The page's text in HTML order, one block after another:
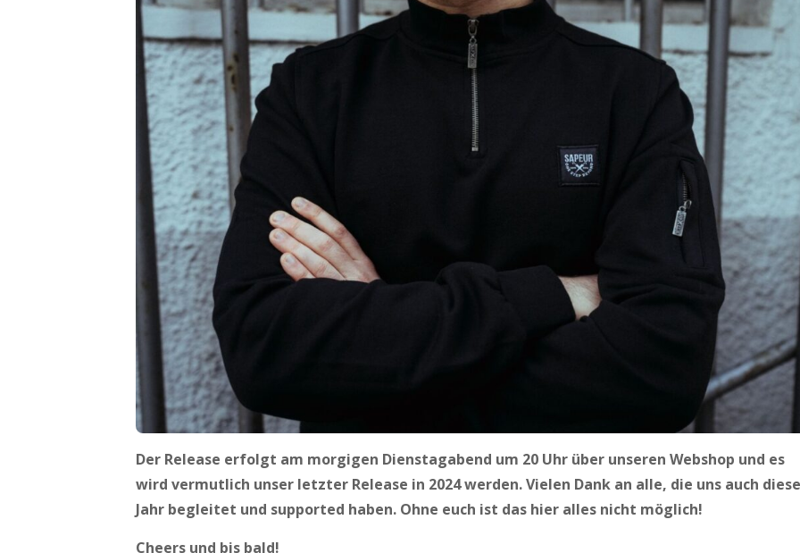
Der Release erfolgt am morgigen Dienstagabend um 20 Uhr über unseren Webshop und es
wird vermutlich unser letzter Release in 2024 werden. Vielen Dank an alle, die uns auch
Jahr begleitet und supported haben. Ohne euch ist das hier alles nicht möglich!
Cheers und bis bald!